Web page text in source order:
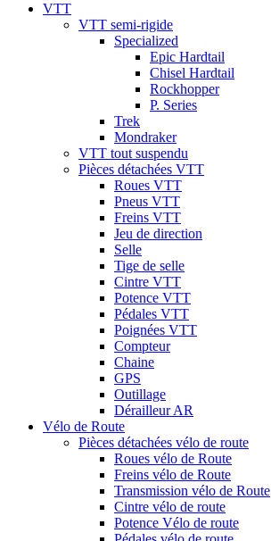
VTT
VTT semi-rigide
Specialized
Epic Hardtail
Chisel Hardtail
Rockhopper
P. Series
Trek
Mondraker
VTT tout suspendu
Pièces détachées VTT
Roues VTT
Pneus VTT
Freins VTT
Jeu de direction
Selle
Tige de selle
Cintre VTT
Potence VTT
Pédales VTT
Poignées VTT
Compteur
Chaine
GPS
Outillage
Dérailleur AR
Vélo de Route
Pièces détachées vélo de route
Roues vélo de Route
Freins vélo de Route
Transmission vélo de Route
Cintre vélo de route
Potence Vélo de route